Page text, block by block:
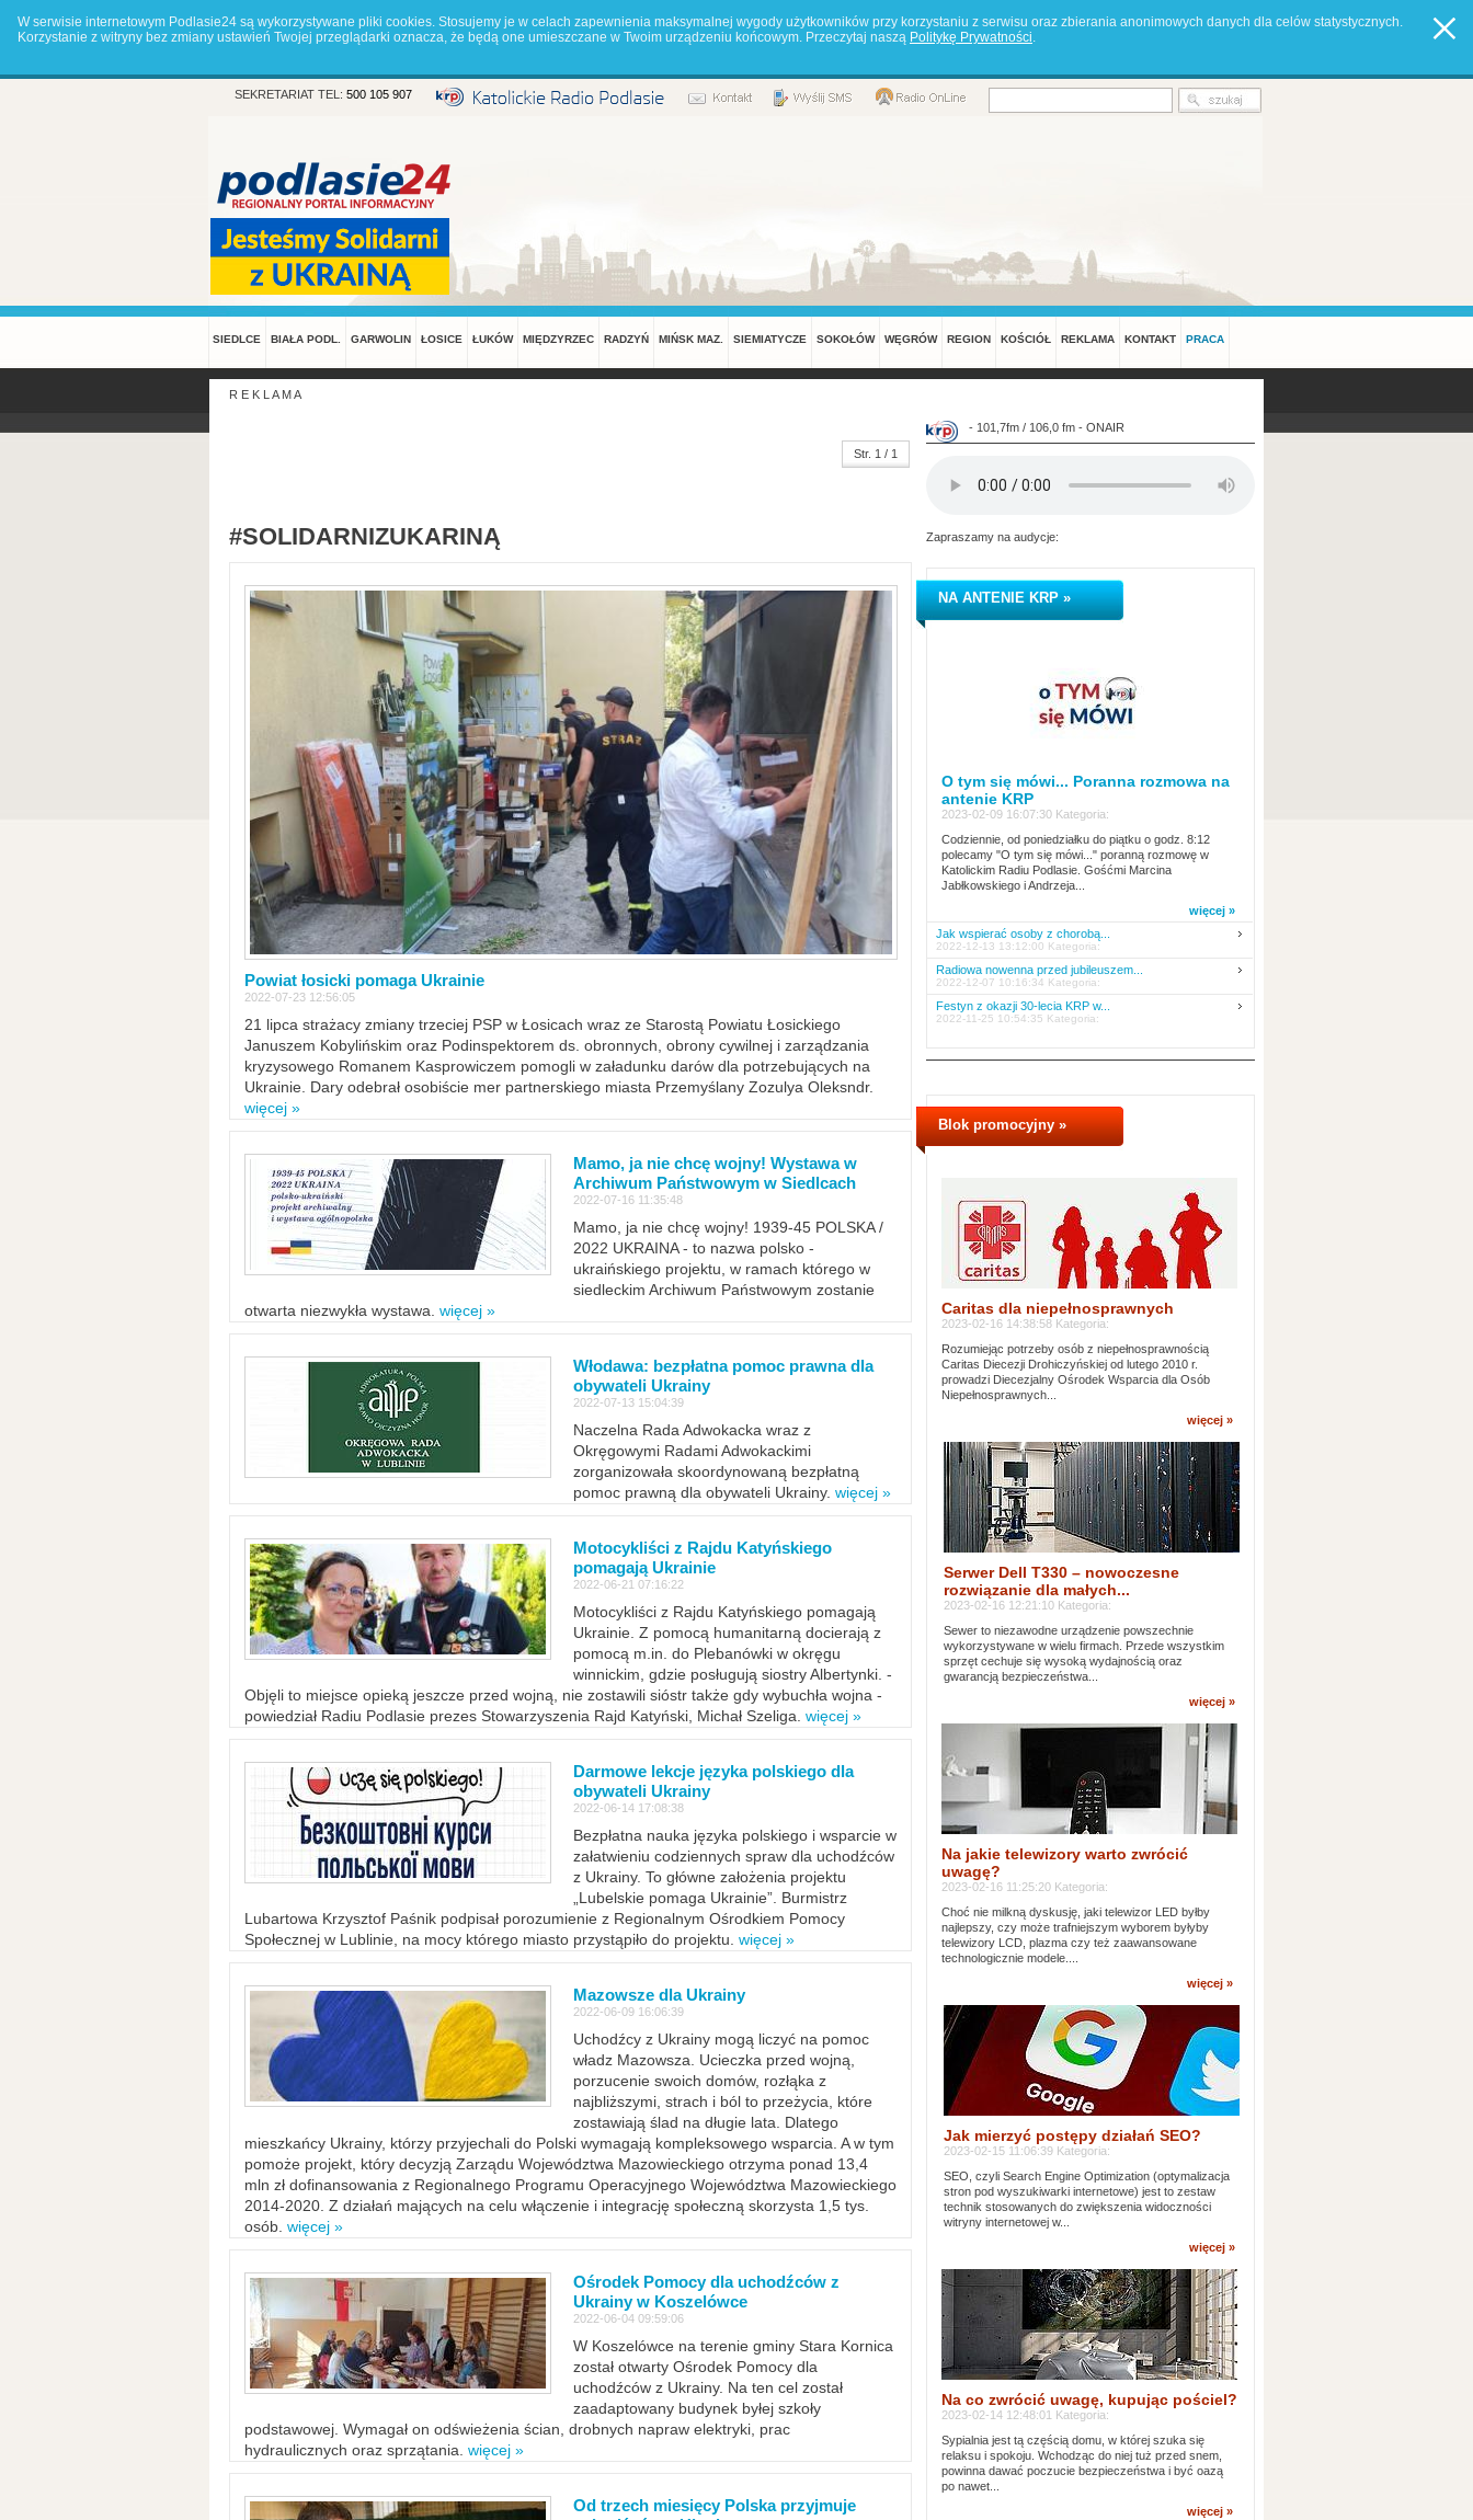
W serwisie internetowym Podlasie24 są wykorzystywane pliki cookies. Stosujemy je w celach zapewnienia maksymalnej wygody użytkowników przy korzystaniu z serwisu oraz zbierania anonimowych danych dla celów statystycznych.
Korzystanie z witryny bez zmiany ustawień Twojej przeglądarki oznacza, że będą one umieszczane w Twoim urządzeniu końcowym. Przeczytaj naszą Politykę Prywatności.
SEKRETARIAT TEL: 500 105 907
SIEDLCE BIAŁA PODL. GARWOLIN ŁOSICE ŁUKÓW MIĘDZYRZEC RADZYŃ MIŃSK MAZ. SIEMIATYCZE SOKOŁÓW WĘGRÓW REGION KOŚCIÓŁ REKLAMA KONTAKT PRACA
R E K L A M A
Str. 1 / 1
#SOLIDARNIZUKARINĄ
Powiat łosicki pomaga Ukrainie
2022-07-23 12:56:05
21 lipca strażacy zmiany trzeciej PSP w Łosicach wraz ze Starostą Powiatu Łosickiego
Januszem Kobylińskim oraz Podinspektorem ds. obronnych, obrony cywilnej i zarządzania
kryzysowego Romanem Kasprowiczem pomogli w załadunku darów dla potrzebujących na
Ukrainie. Dary odebrał osobiście mer partnerskiego miasta Przemyślany Zozulya Oleksndr.
więcej »
Mamo, ja nie chcę wojny! Wystawa w
Archiwum Państwowym w Siedlcach
2022-07-16 11:35:48
Mamo, ja nie chcę wojny! 1939-45 POLSKA /
2022 UKRAINA - to nazwa polsko -
ukraińskiego projektu, w ramach którego w
siedleckim Archiwum Państwowym zostanie
otwarta niezwykła wystawa. więcej »
Włodawa: bezpłatna pomoc prawna dla
obywateli Ukrainy
2022-07-13 15:04:39
Naczelna Rada Adwokacka wraz z
Okręgowymi Radami Adwokackimi
zorganizowała skoordynowaną bezpłatną
pomoc prawną dla obywateli Ukrainy. więcej »
Motocykliści z Rajdu Katyńskiego
pomagają Ukrainie
2022-06-21 07:16:22
Motocykliści z Rajdu Katyńskiego pomagają
Ukrainie. Z pomocą humanitarną docierają z
pomocą m.in. do Plebanówki w okręgu
winnickim, gdzie posługują siostry Albertynki. -
Objęli to miejsce opieką jeszcze przed wojną, nie zostawili sióstr także gdy wybuchła wojna -
powiedział Radiu Podlasie prezes Stowarzyszenia Rajd Katyński, Michał Szeliga. więcej »
Darmowe lekcje języka polskiego dla
obywateli Ukrainy
2022-06-14 17:08:38
Bezpłatna nauka języka polskiego i wsparcie w
załatwieniu codziennych spraw dla uchodźców
z Ukrainy. To główne założenia projektu
„Lubelskie pomaga Ukrainie”. Burmistrz
Lubartowa Krzysztof Paśnik podpisał porozumienie z Regionalnym Ośrodkiem Pomocy
Społecznej w Lublinie, na mocy którego miasto przystąpiło do projektu. więcej »
Mazowsze dla Ukrainy
2022-06-09 16:06:39
Uchodźcy z Ukrainy mogą liczyć na pomoc
władz Mazowsza. Ucieczka przed wojną,
porzucenie swoich domów, rozłąka z
najbliższymi, strach i ból to przeżycia, które
zostawiają ślad na długie lata. Dlatego
mieszkańcy Ukrainy, którzy przyjechali do Polski wymagają kompleksowego wsparcia. A w tym
pomoże projekt, który decyzją Zarządu Województwa Mazowieckiego otrzyma ponad 13,4
mln zł dofinansowania z Regionalnego Programu Operacyjnego Województwa Mazowieckiego
2014-2020. Z działań mających na celu włączenie i integrację społeczną skorzysta 1,5 tys.
osób. więcej »
Ośrodek Pomocy dla uchodźców z
Ukrainy w Koszelówce
2022-06-04 09:59:06
W Koszelówce na terenie gminy Stara Kornica
został otwarty Ośrodek Pomocy dla
uchodźców z Ukrainy. Na ten cel został
zaadaptowany budynek byłej szkoły
podstawowej. Wymagał on odświeżenia ścian, drobnych napraw elektryki, prac
hydraulicznych oraz sprzątania. więcej »
Od trzech miesięcy Polska przyjmuje
- 101,7fm / 106,0 fm - ONAIR
Zapraszamy na audycje:
NA ANTENIE KRP »
O tym się mówi... Poranna rozmowa na
antenie KRP
2023-02-09 16:07:30 Kategoria:
Codziennie, od poniedziałku do piątku o godz. 8:12
polecamy "O tym się mówi..." poranną rozmowę w
Katolickim Radiu Podlasie. Gośćmi Marcina
Jabłkowskiego i Andrzeja...
więcej »
Jak wspierać osoby z chorobą...
2022-12-13 13:12:00 Kategoria:
Radiowa nowenna przed jubileuszem...
2022-12-07 10:16:34 Kategoria:
Festyn z okazji 30-lecia KRP w...
2022-11-25 10:54:35 Kategoria:
Blok promocyjny »
Caritas dla niepełnosprawnych
2023-02-16 14:38:58 Kategoria:
Rozumiejąc potrzeby osób z niepełnosprawnością
Caritas Diecezji Drohiczyńskiej od lutego 2010 r.
prowadzi Diecezjalny Ośrodek Wsparcia dla Osób
Niepełnosprawnych...
więcej »
Serwer Dell T330 – nowoczesne
rozwiązanie dla małych...
2023-02-16 12:21:10 Kategoria:
Sewer to niezawodne urządzenie powszechnie
wykorzystywane w wielu firmach. Przede wszystkim
sprzęt cechuje się wysoką wydajnością oraz
gwarancją bezpieczeństwa...
więcej »
Na jakie telewizory warto zwrócić
uwagę?
2023-02-16 11:25:20 Kategoria:
Choć nie milkną dyskusję, jaki telewizor LED byłby
najlepszy, czy może trafniejszym wyborem byłyby
telewizory LCD, plazma czy też zaawansowane
technologicznie modele....
więcej »
Jak mierzyć postępy działań SEO?
2023-02-15 11:06:39 Kategoria:
SEO, czyli Search Engine Optimization (optymalizacja
stron pod wyszukiwarki internetowe) jest to zestaw
technik stosowanych do zwiększenia widoczności
witryny internetowej w...
więcej »
Na co zwrócić uwagę, kupując pościel?
2023-02-14 12:48:01 Kategoria:
Sypialnia jest tą częścią domu, w której szuka się
relaksu i spokoju. Wchodząc do niej tuż przed snem,
powinna dawać poczucie bezpieczeństwa i być oazą
po nawet...
więcej »